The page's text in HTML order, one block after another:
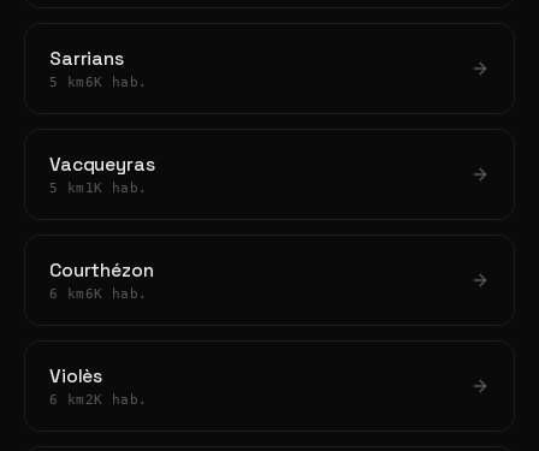
Sarrians
5 km 6K hab.
Vacqueyras
5 km 1K hab.
Courthézon
6 km 6K hab.
Violès
6 km 2K hab.